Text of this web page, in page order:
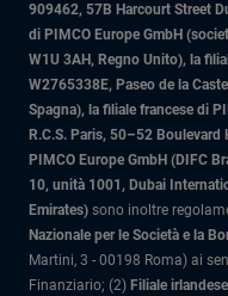
909462, 57B Harcourt Street
di PIMCO Europe GmbH
W1U 3AH, Regno Unito), la
W2765338E, Paseo de la
Spagna), la filiale francese di
R.C.S. Paris, 50–52
PIMCO Europe GmbH (DIFC
10, unità 1001, Dubai
Emirates) sono inoltre
Nazionale per le Società e la
Martini, 3 - 00198 Roma) ai
Finanziario; (2) Filiale